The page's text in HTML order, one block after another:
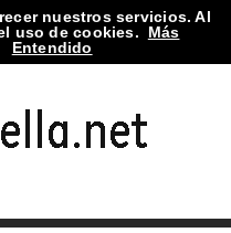
MENU
nuestros servicios. Al
uso de cookies.
Más
Entendido